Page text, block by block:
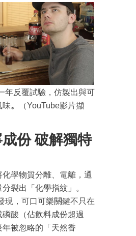
年反覆試驗，仿製出與可
味。
（YouTube影片擷
份 破解獨特
學物質分離、電離，通
裂出「化學指紋」。
現，可口可樂關鍵不只在
酸（佔飲料成份超過
被忽略的「天然香